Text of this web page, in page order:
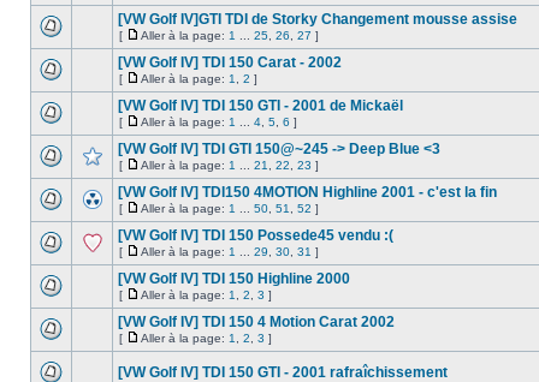
[VW Golf IV]GTI TDI de Storky Changement mousse assise
[ Aller à la page: 1 25 26 27 ]
[VW Golf IV] TDI 150 Carat - 2002
[ Aller à la page: 1 2 ]
[VW Golf IV] TDI 150 GTI - 2001 de Mickaël
[ Aller à la page: 1 4 5 6 ]
[VW Golf IV] TDI GTI 150@~245 -> Deep Blue <3
[ Aller à la page: 1 21 22 23 ]
[VW Golf IV] TDI150 4MOTION Highline 2001 - c'est la fin
[ Aller à la page: 1 50 51 52 ]
[VW Golf IV] TDI 150 Possede45 vendu :(
[ Aller à la page: 1 29 30 31 ]
[VW Golf IV] TDI 150 Highline 2000
[ Aller à la page: 1 2 3 ]
[VW Golf IV] TDI 150 4 Motion Carat 2002
[ Aller à la page: 1 2 3 ]
[VW Golf IV] TDI 150 GTI - 2001 rafraîchissement